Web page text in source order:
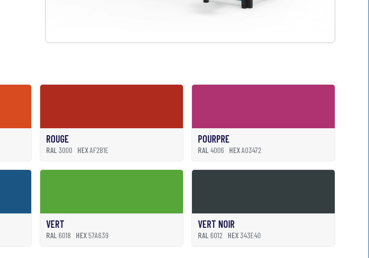
ROUGE
RAL 3000 HEXAF2B1E
POURPRE
RAL 4006 HEXA03472
VERT
RAL 6018 HEX57A639
VERT NOIR
RAL 6012 HEX343E40